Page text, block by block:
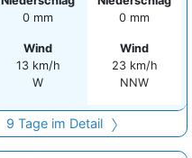
0 mm
Wind
13 km/h
W
0 mm
Wind
23 km/h
NNW
9 Tage im Detail